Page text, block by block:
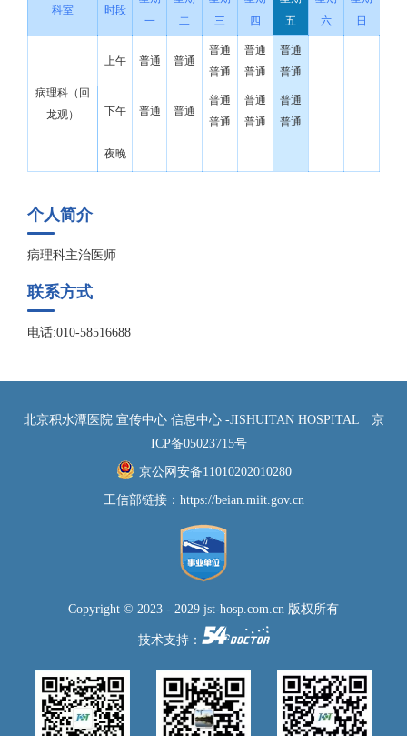
科室 时段
一
二
三
四
五
六
日
病理科（回
龙观）
上午 普通 普通
普通
普通
普通
普通
普通
普通
下午 普通 普通
普通
普通
普通
普通
普通
普通
夜晚
个人简介
病理科主治医师
联系方式
电话:010-58516688
北京积水潭医院 宣传中心 信息中心 -JISHUITAN HOSPITAL
京
ICP备05023715号
京公网安备11010202010280
工信部链接： https://beian.miit.gov.cn
Copyright © 2023 - 2029 jst-hosp.com.cn 版权所有
技术支持：